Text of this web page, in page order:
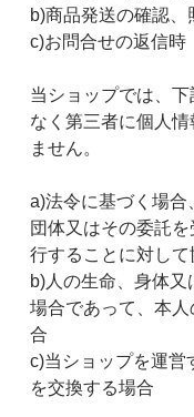
b)商品発送の確認、
c)お問合せの返信時
当ショップでは、
なく第三者に個人
ません。
a)法令に基づく場
団体又はその委託
行することに対し
b)人の生命、身体
場合であって、本
合
c)当ショップを運営
を交換する場合